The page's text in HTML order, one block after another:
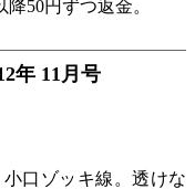
50円ずつ返金。
年 11月号
口ゾッキ線。透けな